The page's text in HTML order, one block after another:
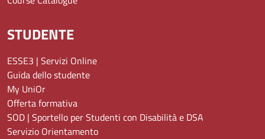
STUDENTE
ESSE3 | Servizi Online
Guida dello studente
My UniOr
Offerta formativa
SOD | Sportello per Studenti con Disabilità e DSA
Servizio Orientamento